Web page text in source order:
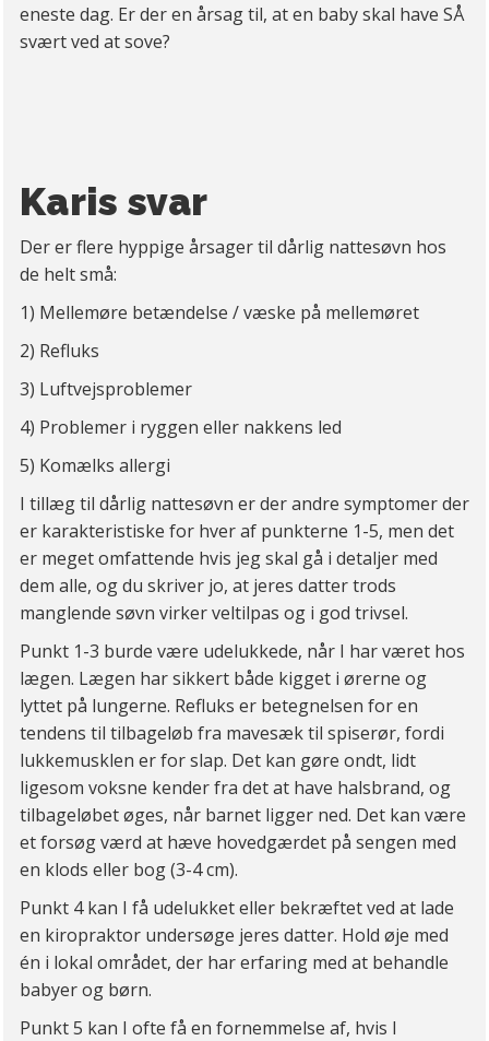
eneste dag. Er der en årsag til, at en baby skal have SÅ
svært ved at sove?
Karis svar
Der er flere hyppige årsager til dårlig nattesøvn hos
de helt små:
1) Mellemøre betændelse / væske på mellemøret
2) Refluks
3) Luftvejsproblemer
4) Problemer i ryggen eller nakkens led
5) Komælks allergi
I tillæg til dårlig nattesøvn er der andre symptomer der
er karakteristiske for hver af punkterne 1-5, men det
er meget omfattende hvis jeg skal gå i detaljer med
dem alle, og du skriver jo, at jeres datter trods
manglende søvn virker veltilpas og i god trivsel.
Punkt 1-3 burde være udelukkede, når I har været hos
lægen. Lægen har sikkert både kigget i ørerne og
lyttet på lungerne. Refluks er betegnelsen for en
tendens til tilbageløb fra mavesæk til spiserør, fordi
lukkemusklen er for slap. Det kan gøre ondt, lidt
ligesom voksne kender fra det at have halsbrand, og
tilbageløbet øges, når barnet ligger ned. Det kan være
et forsøg værd at hæve hovedgærdet på sengen med
en klods eller bog (3-4 cm).
Punkt 4 kan I få udelukket eller bekræftet ved at lade
en kiropraktor undersøge jeres datter. Hold øje med
én i lokal området, der har erfaring med at behandle
babyer og børn.
Punkt 5 kan I ofte få en fornemmelse af, hvis I